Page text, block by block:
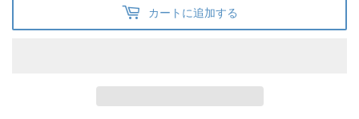
カートに追加する